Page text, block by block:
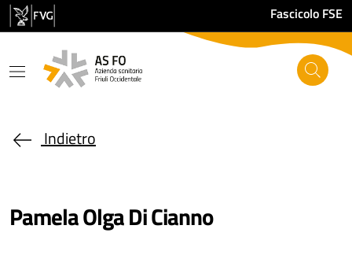
Salta al contenuto principale Fascicolo FSE
Indietro
Pamela Olga Di Cianno